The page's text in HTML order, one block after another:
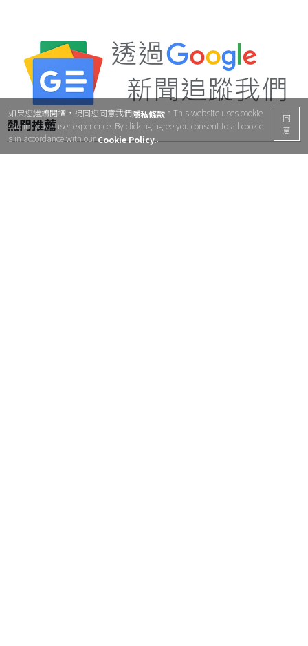
熱門推薦
同
意
如果您繼續閱讀，視同您同意我們隱私條款 。This website uses cookie
s to improve user experience. By clicking agree you consent to all cookie
s in accordance with ourCookie Policy.